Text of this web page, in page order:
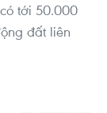
tới 50.000
đất liên